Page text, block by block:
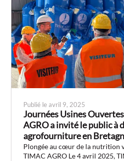
Publié le avril 9, 2025
Journées Usines
AGRO a invité le public à
agrofourniture en
Plongée au cœur de la nutrition
TIMAC AGRO Le 4 avril 2025,